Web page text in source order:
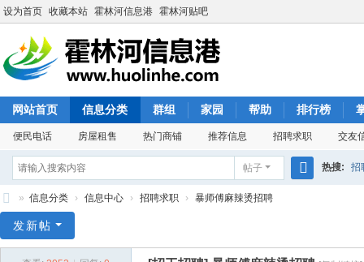
设为首页 收藏本站 霍林河信息港 霍林河贴吧
网站首页 信息分类 群组 家园 帮助 排行榜
便民电话 房屋租售 热门商铺 推荐信息 招聘求职 交友
帖子 热搜: 招
林
» 信息分类 › 信息中心 › 招聘求职 › 暴师傅麻辣烫招聘
发新帖